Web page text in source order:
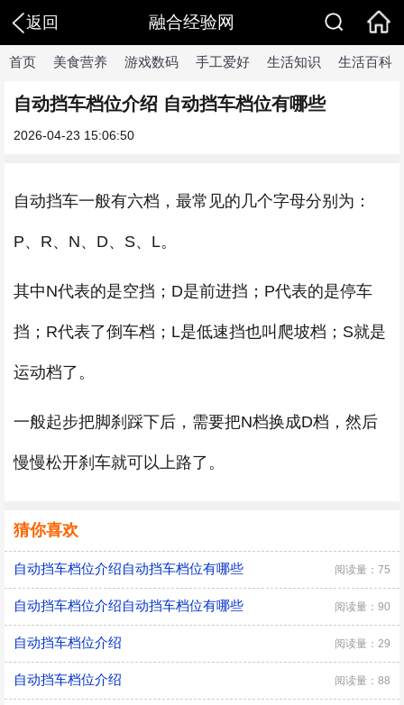
返回 融合经验网
首页 美食营养 游戏数码 手工爱好 生活知识 生活百科
自动挡车档位介绍 自动挡车档位有哪些
2026-04-23 15:06:50
自动挡车一般有六档，最常见的几个字母分别为：
P、R、N、D、S、L。
其中N代表的是空挡；D是前进挡；P代表的是停车
挡；R代表了倒车档；L是低速挡也叫爬坡档；S就是
运动档了。
一般起步把脚刹踩下后，需要把N档换成D档，然后
慢慢松开刹车就可以上路了。
猜你喜欢
自动挡车档位介绍自动挡车档位有哪些 阅读量：75
自动挡车档位介绍自动挡车档位有哪些 阅读量：90
自动挡车档位介绍 阅读量：29
自动挡车档位介绍 阅读量：88